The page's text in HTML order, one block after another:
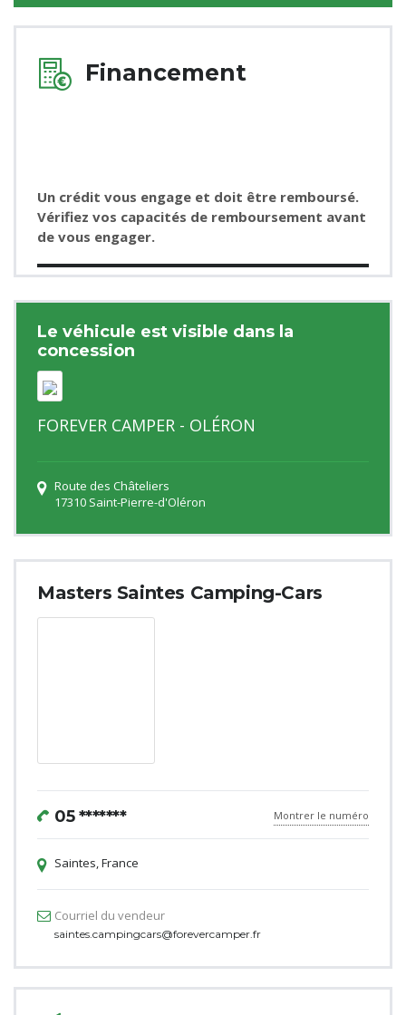
Financement
Un crédit vous engage et doit être remboursé.
Vérifiez vos capacités de remboursement avant
de vous engager.
Le véhicule est visible dans la
concession
FOREVER CAMPER - OLÉRON
Route des Châteliers
17310 Saint-Pierre-d'Oléron
Masters Saintes Camping-Cars
05 ******* Montrer le numéro
Saintes, France
Courriel du vendeur
saintes.campingcars@forevercamper.fr